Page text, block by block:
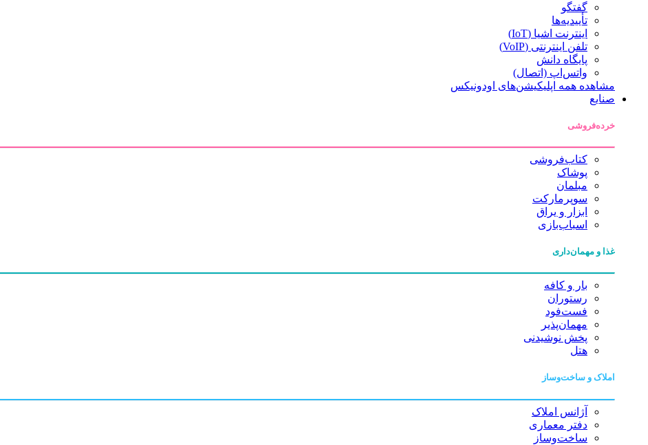
گفتگو
تأییدیه‌ها
اینترنت اشیا (IoT)
تلفن اینترنتی (VoIP)
پایگاه دانش
واتس‌اپ (اتصال)
مشاهده همه اپلیکیشن‌های اودونیکس
صنایع
خرده‌فروشی
کتاب‌فروشی
پوشاک
مبلمان
سوپرمارکت
ابزار و یراق
اسباب‌بازی
غذا و مهمان‌داری
بار و کافه
رستوران
فست‌فود
مهمان‌پذیر
پخش نوشیدنی
هتل
املاک و ساخت‌وساز
آژانس املاک
دفتر معماری
ساخت‌وساز